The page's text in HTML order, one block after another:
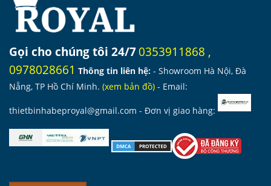
Gọi cho chúng tôi 24/70353911868 ,
0978028661 Thông tin liên hệ: - Showroom Hà Nội, Đà
Nẵng, TP Hồ Chí Minh. (xem bản đồ) - Email:
thietbinhabeproyal@gmail.com - Đơn vị giao hàng: